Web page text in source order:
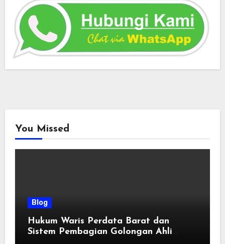
You Missed
Blog
Hukum Waris Perdata Barat dan
Sistem Pembagian Golongan Ahli